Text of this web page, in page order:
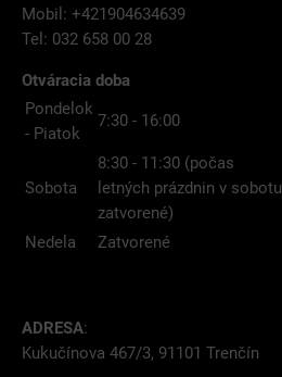
Mobil: +421904634639
Tel: 032 658 00 28
Otváracia doba
Pondelok
- Piatok
7:30 - 16:00
Sobota
8:30 - 11:30 (počas
letných prázdnin v sobotu
zatvorené)
Nedela
Zatvorené
ADRESA:
Kukučínova 467/3, 91101 Trenčín